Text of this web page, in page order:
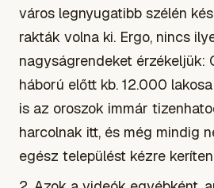
város legnyugatibb szélén
rakták volna ki. Ergo, nincs
nagyságrendeket érzékeljük:
háború előtt kb. 12.000
is az oroszok immár
harcolnak itt, és még mindig
egész települést kézre